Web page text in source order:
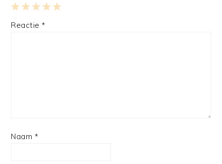
4
3
2
1
Reactie*
Naam *